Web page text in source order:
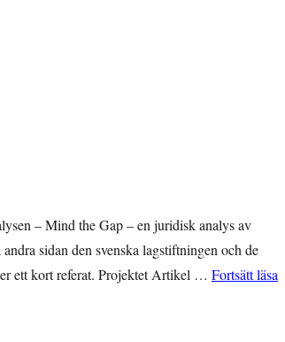
– Mind the Gap – en juridisk analys av
sidan den svenska lagstiftningen och de
ett kort referat. Projektet Artikel … Fortsätt läsa